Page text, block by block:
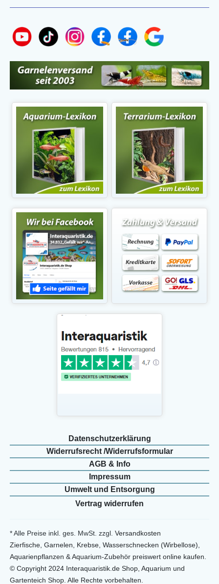
Daten­schutz­erklärung
Widerrufs­recht /Widerrufs­formular
AGB & Info
Impressum
Umwelt und Entsorgung
Vertrag widerrufen
* Alle Preise inkl. ges. MwSt. zzgl. Versandkosten
Zierfische, Garnelen, Krebse, Wasserschnecken (Wirbellose),
Aquarienpflanzen & Aquarium-Zubehör preiswert online kaufen.
© Copyright 2024 Interaquaristik.de Shop, Aquarium und
Gartenteich Shop. Alle Rechte vorbehalten.